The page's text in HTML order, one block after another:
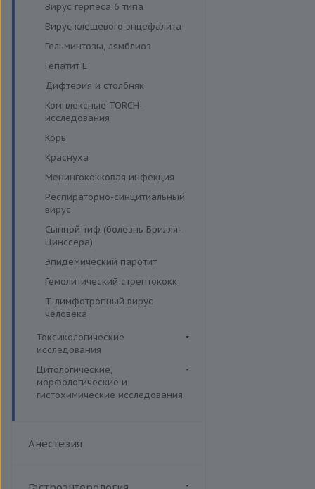
Вирус герпеса 6 типа
Вирус клещевого энцефалита
Гельминтозы, лямблиоз
Гепатит E
Дифтерия и столбняк
Комплексные TORCH-
исследования
Корь
Краснуха
Менингококковая инфекция
Респираторно-синцитиальный
вирус
Сыпной тиф (болезнь Брилля-
Цинссера)
Эпидемический паротит
Гемолитический стрептококк
Т-лимфотропный вирус
человека
Токсикологические
исследования
Лекарственный мониторинг
Комплексные исследования
Вирусные гепатиты
Здоровье ребенка
металлы (Кровь)
металлы (Моча)
Цитологические,
морфологические и
гистохимические исследования
Гистологические исследования
Иммуногистохимические и
Анестезия